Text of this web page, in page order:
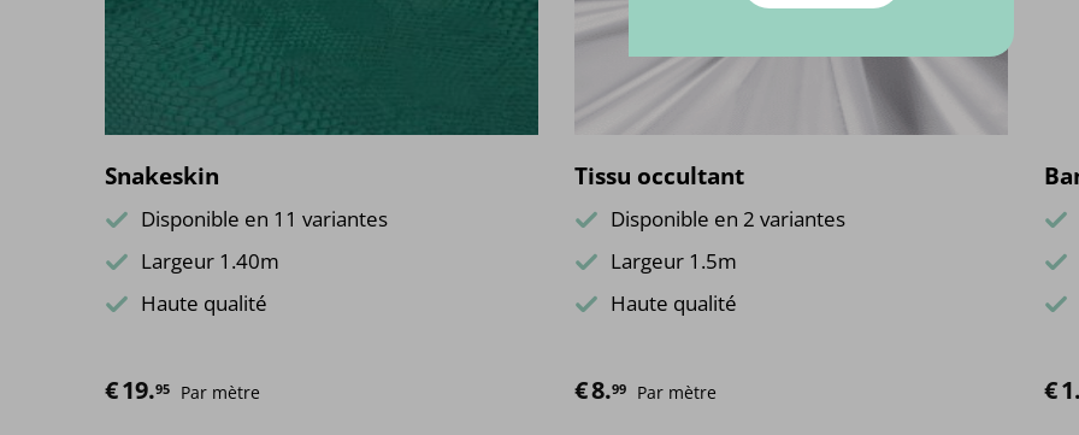
Snakeskin
Disponible en 11 variantes
Largeur 1.40m
Haute qualité
€19.95 Par mètre
Tissu occultant
Disponible en 2 variantes
Largeur 1.5m
Haute qualité
€8.99 Par mètre €1.